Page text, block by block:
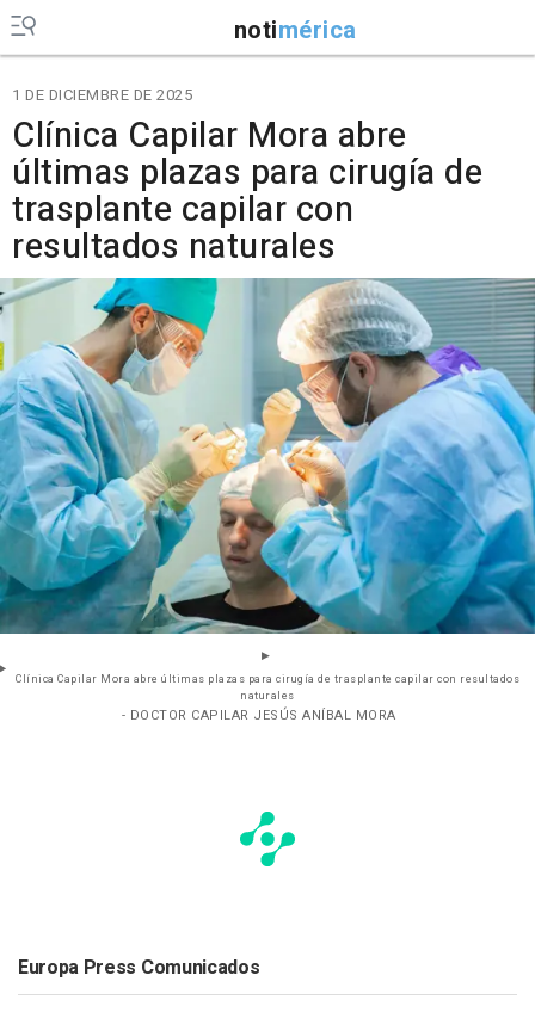
notimérica
1 DE DICIEMBRE DE 2025
Clínica Capilar Mora abre
últimas plazas para cirugía de
trasplante capilar con
resultados naturales
Clínica Capilar Mora abre últimas plazas para cirugía de trasplante capilar con resultados
naturales
- DOCTOR CAPILAR JESÚS ANÍBAL MORA
Europa Press Comunicados